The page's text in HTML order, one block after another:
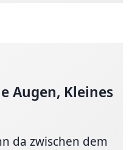
Augen, Kleines
da zwischen dem